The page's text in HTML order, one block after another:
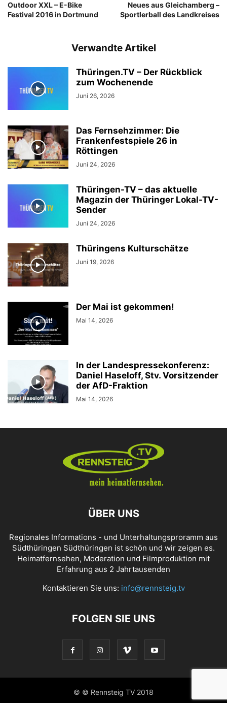
Outdoor XXL – E-Bike
Festival 2016 in Dortmund
Neues aus Gleichamberg –
Sportlerball des Landkreises
Verwandte Artikel
Thüringen.TV – Der Rückblick
zum Wochenende
Juni 26, 2026
Das Fernsehzimmer: Die
Frankenfestspiele 26 in
Röttingen
Juni 24, 2026
Thüringen-TV – das aktuelle
Magazin der Thüringer Lokal-TV-
Sender
Juni 24, 2026
Thüringens Kulturschätze
Juni 19, 2026
Der Mai ist gekommen!
Mai 14, 2026
In der Landespressekonferenz:
Daniel Haseloff, Stv. Vorsitzender
der AfD-Fraktion
Mai 14, 2026
ÜBER UNS
Regionales Informations - und Unterhaltungsproramm aus
Südthüringen Südthüringen ist schön und wir zeigen es.
Heimatfernsehen, Moderation und Filmproduktion mit
Erfahrung aus 2 Jahrtausenden
Kontaktieren Sie uns: info@rennsteig.tv
FOLGEN SIE UNS
© © Rennsteig TV 2018